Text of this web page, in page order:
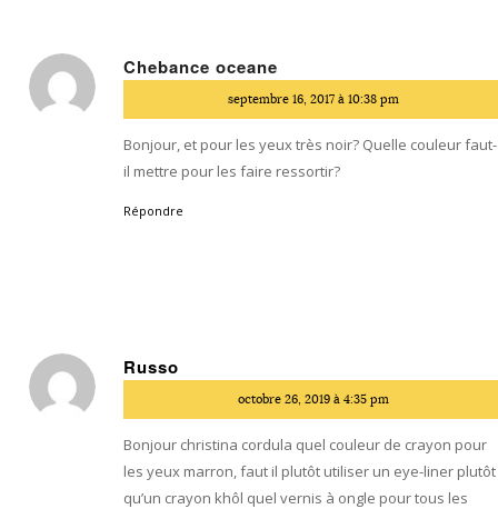
Chebance oceane
:
septembre 16, 2017 à 10:38 pm
Bonjour, et pour les yeux très noir? Quelle couleur faut-
il mettre pour les faire ressortir?
Répondre
Russo
:
octobre 26, 2019 à 4:35 pm
Bonjour christina cordula quel couleur de crayon pour
les yeux marron, faut il plutôt utiliser un eye-liner plutôt
qu’un crayon khôl quel vernis à ongle pour tous les